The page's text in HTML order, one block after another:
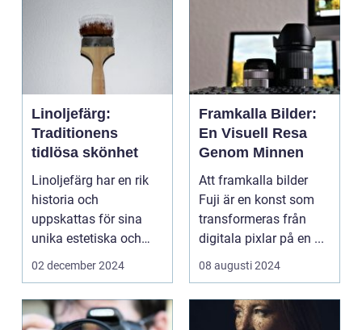
Linoljefärg:
Traditionens
tidlösa skönhet
Linoljefärg har en rik
historia och
uppskattas för sina
unika estetiska och
funktionella e...
02 december 2024
Framkalla Bilder:
En Visuell Resa
Genom Minnen
Att framkalla bilder
Fuji är en konst som
transformeras från
digitala pixlar på en ...
08 augusti 2024